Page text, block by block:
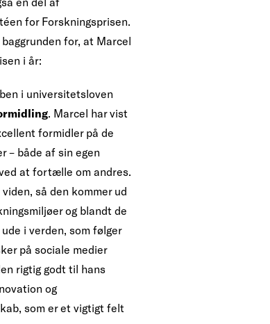
for Forskningsprisen.
baggrunden for, at Marcel
i år:
i universitetsloven
. Marcel har vist
formidler på de
– både af sin egen
at fortælle om andres.
så den kommer ud
og blandt de
i verden, som følger
på sociale medier
rigtig godt til hans
og
som er et vigtigt felt